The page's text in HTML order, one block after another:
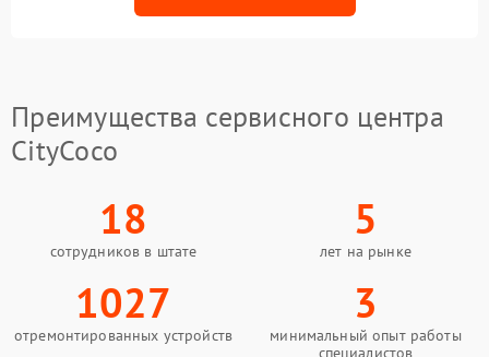
Преимущества сервисного центра
CityCoco
18
сотрудников в штате
5
лет на рынке
1027
отремонтированных устройств
3
минимальный опыт работы
специалистов